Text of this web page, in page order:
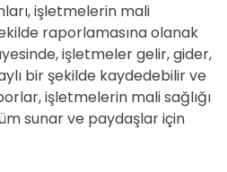
işletmelerin mali
raporlamasına olanak
işletmeler gelir, gider,
bir şekilde kaydedebilir ve
işletmelerin mali sağlığı
sunar ve paydaşlar için